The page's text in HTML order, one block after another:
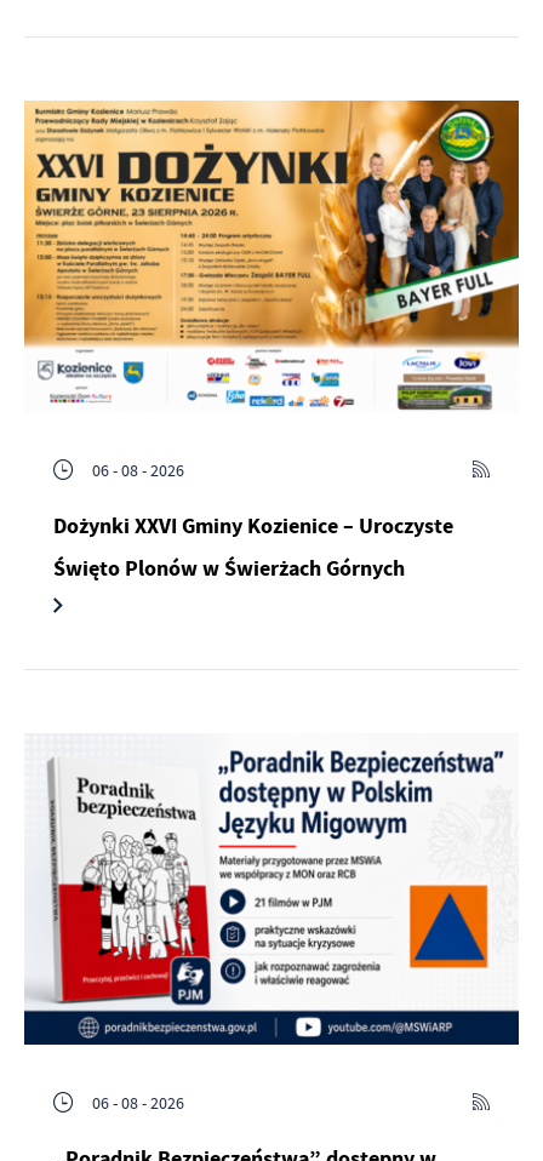
06 - 08 - 2026
Dożynki XXVI Gminy Kozienice – Uroczyste
Święto Plonów w Świerżach Górnych
06 - 08 - 2026